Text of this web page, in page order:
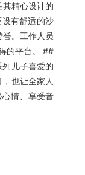
精心设计的
有舒适的沙
。工作人员
的平台。 ##
儿子喜爱的
也让全家人
情、享受音